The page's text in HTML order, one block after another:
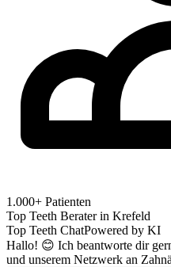
1.000+ Patienten
Top Teeth Berater in Krefeld
Top Teeth ChatPowered by KI
Hallo! 😊 Ich beantworte dir
und unserem Netzwerk an